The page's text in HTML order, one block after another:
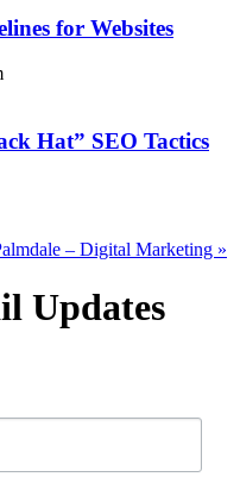
for Websites
Hat” SEO Tactics
– Digital Marketing »
Updates